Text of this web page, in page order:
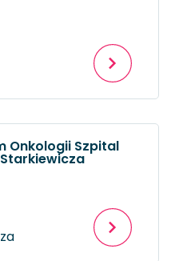
Onkologii Szpital